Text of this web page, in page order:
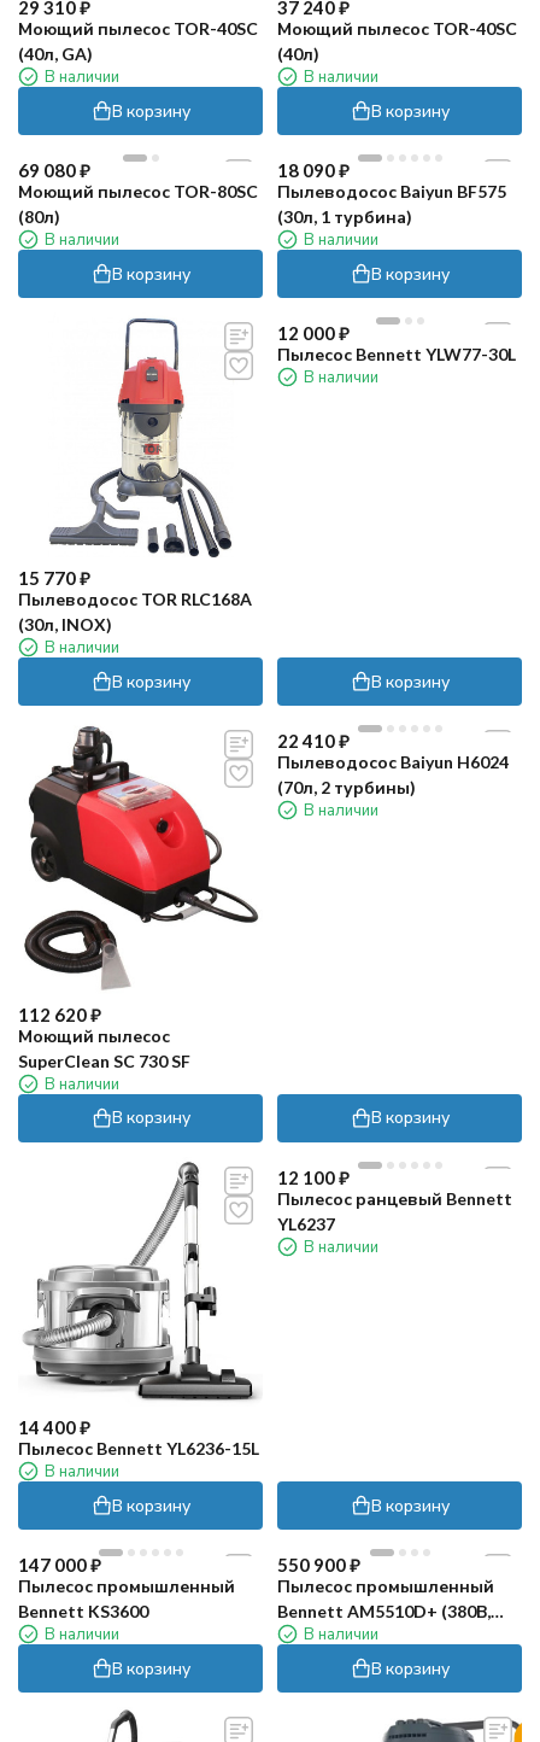
29 310₽
Моющий пылесос TOR-40SC
(40л, GA)
В наличии
В корзину
37 240₽
Моющий пылесос TOR-40SC
(40л)
В наличии
В корзину
69 080₽
Моющий пылесос TOR-80SC
(80л)
В наличии
В корзину
18 090₽
Пылеводосос Baiyun BF575
(30л, 1 турбина)
В наличии
В корзину
15 770₽
Пылеводосос TOR RLC168A
(30л, INOX)
В наличии
В корзину
12 000₽
Пылесос Bennett YLW77-30L
В наличии
В корзину
112 620₽
Моющий пылесос
SuperClean SC 730 SF
В наличии
В корзину
22 410₽
Пылеводосос Baiyun H6024
(70л, 2 турбины)
В наличии
В корзину
14 400₽
Пылесос Bennett YL6236-15L
В наличии
В корзину
12 100₽
Пылесос ранцевый Bennett
YL6237
В наличии
В корзину
147 000₽
Пылесос промышленный
Bennett KS3600
В наличии
В корзину
550 900₽
Пылесос промышленный
Bennett AM5510D+ (380В,
авт.очистка)
В наличии
В корзину